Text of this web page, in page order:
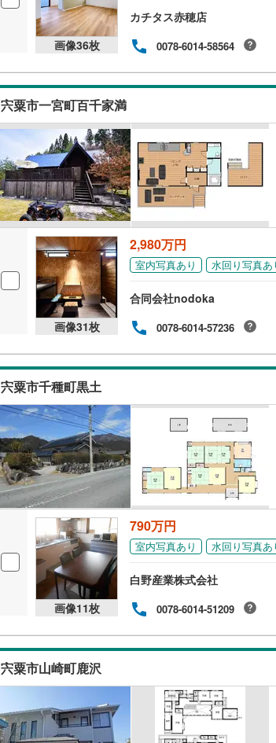
画像36枚
カチタス赤穂店
0078-6014-58564
宍粟市一宮町百千家満
画像31枚
2,980万円
室内写真あり 水回り写真あ
合同会社nodoka
0078-6014-57236
宍粟市千種町黒土
画像11枚
790万円
室内写真あり 水回り写真あ
白野産業株式会社
0078-6014-51209
宍粟市山崎町鹿沢
神崎郡福崎町
赤穂郡上郡町(0
リビングダイニング
（3）
キッチン
独立型キッチン（0）
販売、価格、契約、入居関
即入居可能
浴室
浴室乾燥機あり（1）
収納
ウォークインクロー
バルコニー、庭
ウッドデッキあり
（0）
オンライン対応
オンライン内見(相談)
オンライン対応とは？